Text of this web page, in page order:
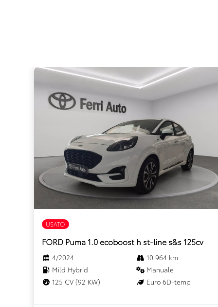
USATO
FORD Puma 1.0 ecoboost h st-line s&s 125cv
4/2024
10.964 km
Mild Hybrid
Manuale
125 CV (92 KW)
Euro 6D-temp